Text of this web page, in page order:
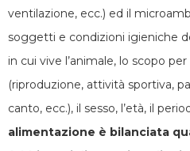
ventilazione, ecc.) ed il
soggetti e condizioni igieniche
in cui vive l’animale, lo scopo
(riproduzione, attività sportiva,
canto, ecc.), il sesso, l’età, il
alimentazione è bilanciata